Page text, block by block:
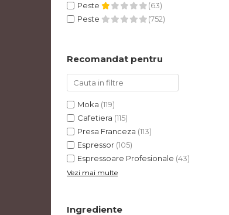
Peste
(63)
Peste
(752)
Recomandat pentru
Moka (119)
Cafetiera (115)
Presa Franceza (113)
Espressor (105)
Espressoare Profesionale (43)
Vezi mai multe
Ingrediente